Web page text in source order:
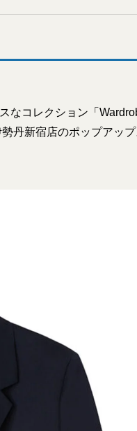
なコレクション「
丹新宿店のポップアッ